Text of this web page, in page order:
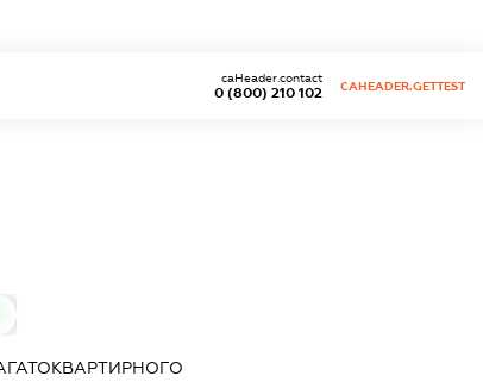
0 (800) 210 102
caHeader.contact
CAHEADER.GETTEST